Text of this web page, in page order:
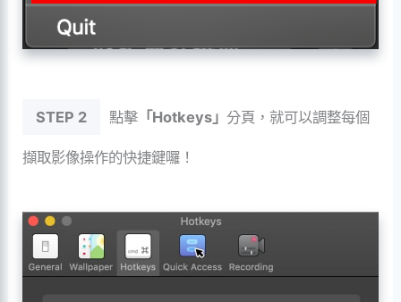
STEP 2 點擊 「Hotkeys」 分頁，就可以調整每個
擷取影像操作的快捷鍵囉！